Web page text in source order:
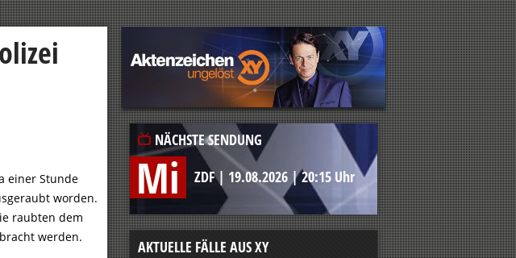
einer Stunde
worden.
raubten dem
werden.
NÄCHSTE SENDUNG
Mi ZDF| 19.08.2026 |20:15 Uhr
AKTUELLE FÄLLE AUS XY